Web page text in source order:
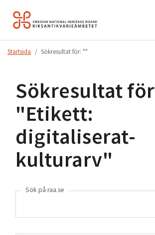
Hoppa
till
Startsida Sökresultat för: ""
Sökresultat för
"Etikett:
digitaliserat-
kulturarv"
Sök på raa.se